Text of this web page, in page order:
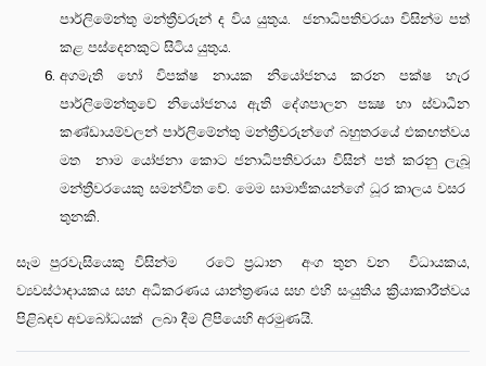
පාර්ලිමේන්තු මන්ත්‍රීවරුන් ද විය යුතුය. ජනාධිපතිවරයා විසින්ම පත්
කළ පස්දෙනකුට සිටිය යුතුය.
අගමැති හෝ විපක්ෂ නායක නියෝජනය කරන පක්ෂ හැර
පාර්ලිමේන්තුවේ නියෝජනය ඇති දේශපාලන පක්‍ෂ හා ස්වාධීන
කණ්ඩායම්වලන් පාර්ලිමේන්තු මන්ත්‍රීවරුන්ගේ බහුතරයේ එකඟත්වය
මත නාම යෝජනා කොට ජනාධිපතිවරයා විසින් පත් කරනු ලැබූ
මන්ත්‍රීවරයෙකු සමන්විත වේ. මෙම සාමාජිකයන්ගේ ධූර කාලය වසර
තුනකි.
සෑම පුරවැසියෙකු විසින්ම රටේ ප්‍රධාන අංග තුන වන විධායකය,
ව්‍යවස්ථාදායකය සහ අධිකරණය යාන්ත්‍රණය සහ එහි සංයුතිය ක්‍රියාකාරීත්වය
පිළිබඳව අවබෝධයක් ලබා දීම ලිපියෙහි අරමුණයි.